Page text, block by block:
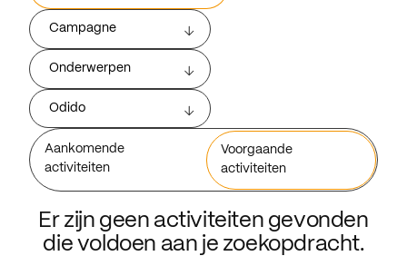
Campagne
Onderwerpen
Odido
Aankomende
activiteiten
Voorgaande
activiteiten
Er zijn geen activiteiten gevonden
die voldoen aan je zoekopdracht.